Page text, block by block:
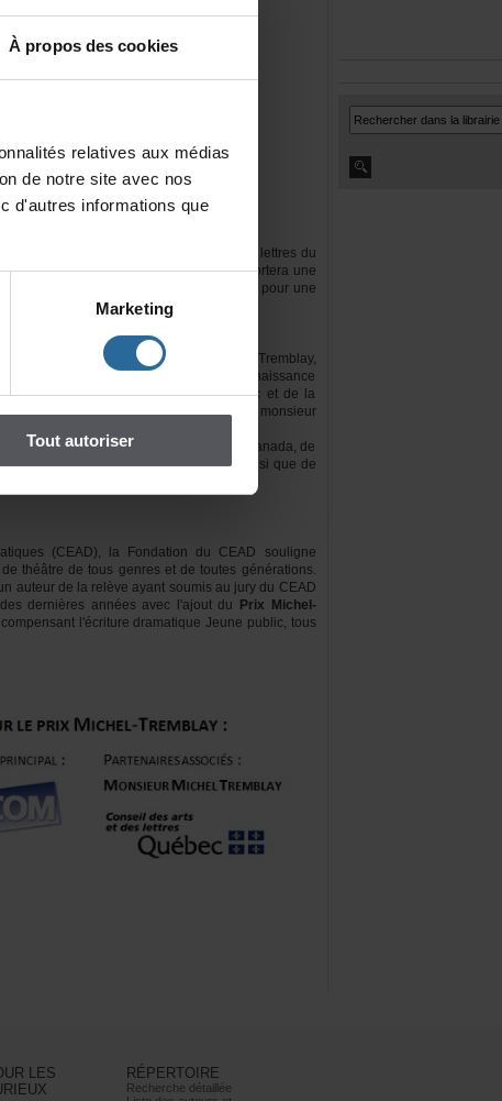
Àproposdescookies
Marketing
Toutautoriser
LaHayeremporteraune
Québec,delaMaisonThéâtreetdemonsieur
PrixMichel-
RÉPERTOIRE
Recherchedétaillée